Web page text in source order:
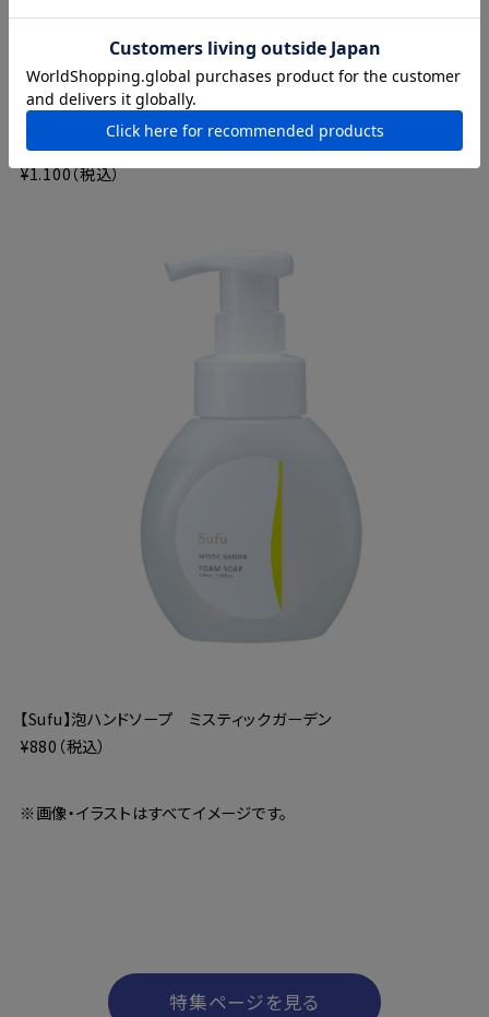
【Sufu】ソープ（固形石鹸）スイートサンライズ
¥1.100（税込）
【Sufu】泡ハンドソープ ミスティックガーデン
¥880（税込）
※画像・イラストはすべてイメージです。
特集ページを見る